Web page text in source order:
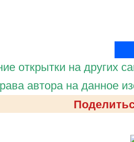
открытки на других
автора на данное